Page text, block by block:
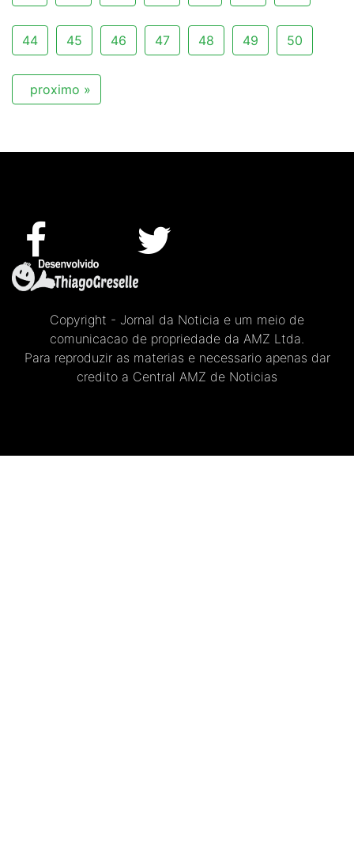
44 45 46 47 48 49 50
proximo »
Copyright - Jornal da Noticia e um meio de
comunicacao de propriedade da AMZ Ltda.
Para reproduzir as materias e necessario apenas dar
credito a Central AMZ de Noticias